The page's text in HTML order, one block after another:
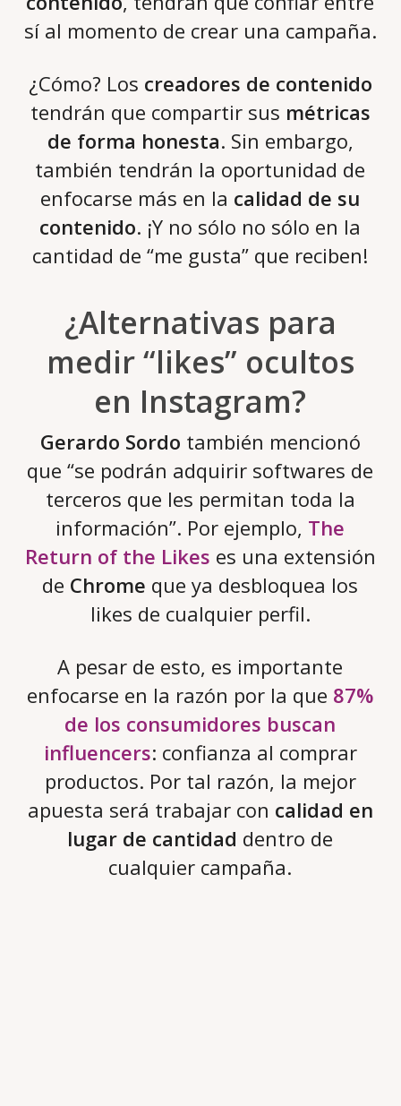
sí al momento de crear una campaña.
¿Cómo? Los creadores de contenido
tendrán que compartir sus métricas
de forma honesta. Sin embargo,
también tendrán la oportunidad de
enfocarse más en la calidad de su
contenido. ¡Y no sólo no sólo en la
cantidad de “me gusta” que reciben!
¿Alternativas para
medir “likes” ocultos
en Instagram?
Gerardo Sordo también mencionó
que “se podrán adquirir softwares de
terceros que les permitan toda la
información”. Por ejemplo, The
Return of the Likes es una extensión
de Chrome que ya desbloquea los
likes de cualquier perfil.
A pesar de esto, es importante
enfocarse en la razón por la que 87%
de los consumidores buscan
influencers: confianza al comprar
productos. Por tal razón, la mejor
apuesta será trabajar con calidad en
lugar de cantidad dentro de
cualquier campaña.